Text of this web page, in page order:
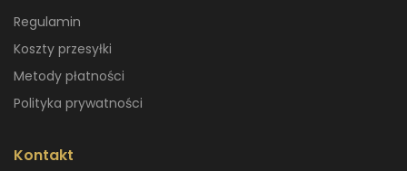
Regulamin
Koszty przesyłki
Metody płatności
Polityka prywatności
Kontakt